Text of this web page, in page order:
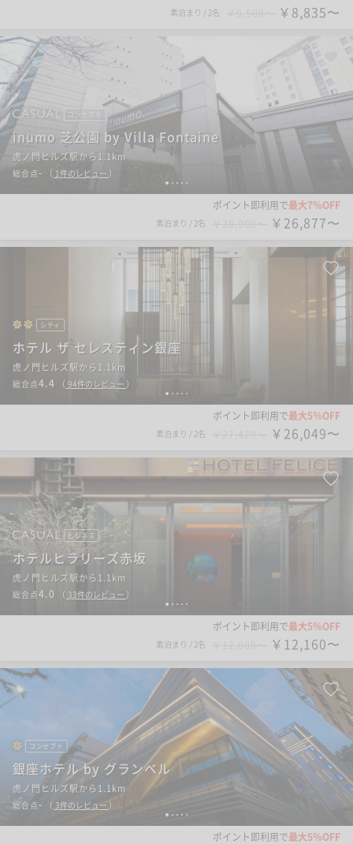
素泊まり / 2名 ￥8,835〜
1 2 3 4 5
コンセプト
inumo 芝公園 by Villa Fontaine
虎ノ門ヒルズ駅から1.1km
総合点- （ 1件のレビュー ）
ポイント即利用で最大7％OFF
素泊まり / 2名 ￥26,877〜
1 2 3 4 5
シティ
ホテル ザ セレスティン銀座
虎ノ門ヒルズ駅から1.1km
総合点4.4 （ 94件のレビュー ）
ポイント即利用で最大5％OFF
素泊まり / 2名 ￥26,049〜
1 2 3 4 5
ビジネス
ホテルヒラリーズ赤坂
虎ノ門ヒルズ駅から1.1km
総合点4.0 （ 33件のレビュー ）
ポイント即利用で最大5％OFF
素泊まり / 2名 ￥12,160〜
1 2 3 4 5
コンセプト
銀座ホテル by グランベル
虎ノ門ヒルズ駅から1.1km
総合点- （ 3件のレビュー ）
ポイント即利用で最大5％OFF